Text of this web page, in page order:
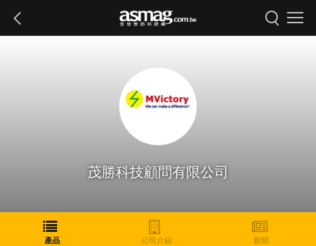
茂勝科技顧問有限公司
產品 公司介紹 新聞